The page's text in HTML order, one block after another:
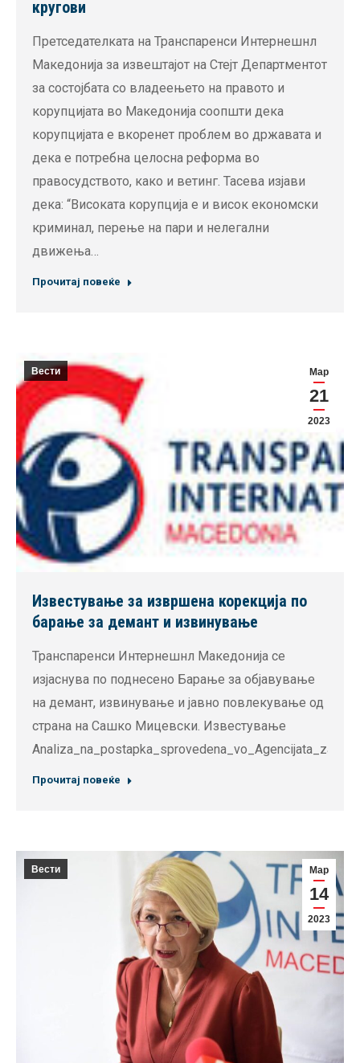
кругови
Претседателката на Транспаренси Интернешнл
Македонија за извештајот на Стејт Департментот
за состојбата со владеењето на правото и
корупцијата во Македонија соопшти дека
корупцијата е вкоренет проблем во државата и
дека е потребна целосна реформа во
правосудството, како и ветинг. Тасева изјави
дека: “Високата корупција е и висок економски
криминал, перење на пари и нелегални
движења…
Прочитај повеќе
Мар
21
2023
Вести
Известување за извршена корекција по
барање за демант и извинување
Транспаренси Интернешнл Македонија се
изјаснува по поднесено Барање за објавување
на демант, извинување и јавно повлекување од
страна на Сашко Мицевски. Известување
Прочитај повеќе
Мар
14
2023
Вести